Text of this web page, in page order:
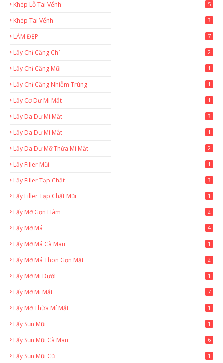
Khép Lỗ Tai Vểnh 5
Khép Tai Vểnh 3
LÀM ĐẸP 7
Lấy Chỉ Căng Chỉ 2
Lấy Chỉ Căng Mũi 1
Lấy Chỉ Căng Nhiễm Trùng 1
Lấy Cơ Dư Mi Mắt 1
Lấy Da Dư Mi Mắt 3
Lấy Da Dư Mí Mắt 1
Lấy Da Dư Mỡ Thừa Mi Mắt 2
Lấy Filler Mũi 1
Lấy Filler Tạp Chất 3
Lấy Filler Tạp Chất Mũi 1
Lấy Mỡ Gọn Hàm 2
Lấy Mỡ Má 4
Lấy Mỡ Má Cà Mau 1
Lấy Mỡ Má Thon Gọn Mặt 2
Lấy Mỡ Mi Dưới 1
Lấy Mỡ Mi Mắt 7
Lấy Mỡ Thừa Mí Mắt 1
Lấy Sụn Mũi 1
Lấy Sụn Mũi Cà Mau 6
Lấy Sụn Mũi Cũ 1